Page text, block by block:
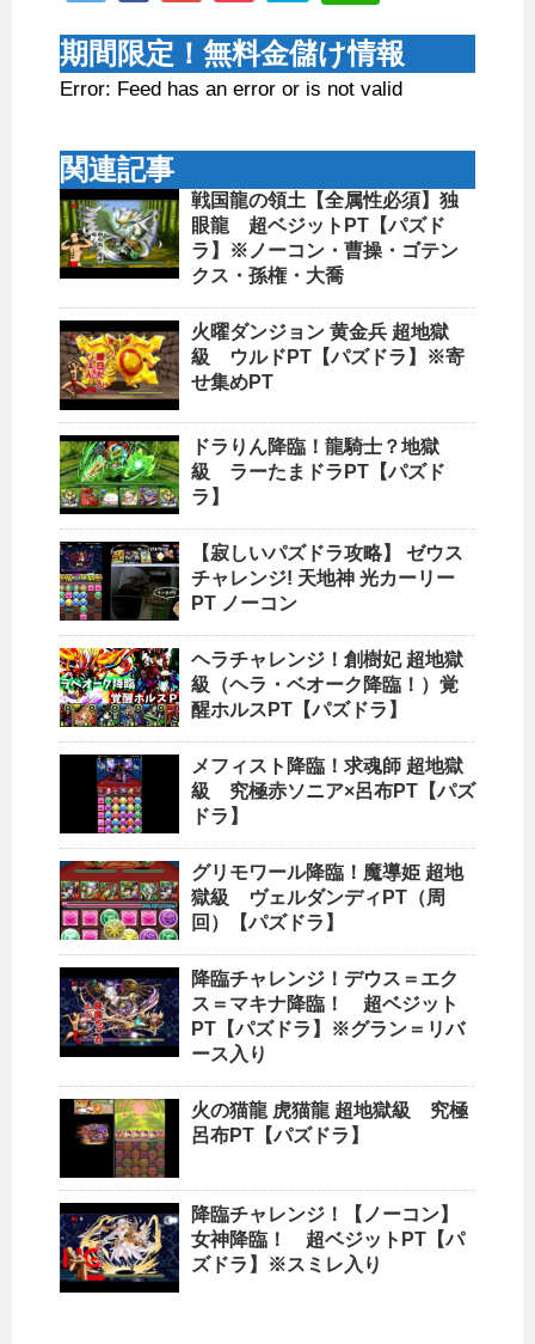
期間限定！無料金儲け情報
Error: Feed has an error or is not valid
関連記事
戦国龍の領土【全属性必須】独
眼龍 超ベジットPT【パズド
ラ】※ノーコン・曹操・ゴテン
クス・孫権・大喬
火曜ダンジョン 黄金兵 超地獄
級 ウルドPT【パズドラ】※寄
せ集めPT
ドラりん降臨！龍騎士？地獄
級 ラーたまドラPT【パズド
ラ】
【寂しいパズドラ攻略】 ゼウス
チャレンジ! 天地神 光カーリー
PT ノーコン
ヘラチャレンジ！創樹妃 超地獄
級（ヘラ・ベオーク降臨！）覚
醒ホルスPT【パズドラ】
メフィスト降臨！求魂師 超地獄
級 究極赤ソニア×呂布PT【パズ
ドラ】
グリモワール降臨！魔導姫 超地
獄級 ヴェルダンディPT（周
回）【パズドラ】
降臨チャレンジ！デウス＝エク
ス＝マキナ降臨！ 超ベジット
PT【パズドラ】※グラン＝リバ
ース入り
火の猫龍 虎猫龍 超地獄級 究極
呂布PT【パズドラ】
降臨チャレンジ！【ノーコン】
女神降臨！ 超ベジットPT【パ
ズドラ】※スミレ入り